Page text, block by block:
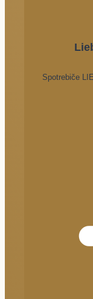
Spotrebiče